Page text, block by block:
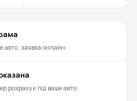
авто, заявка онлайн
розрахує під ваше авто